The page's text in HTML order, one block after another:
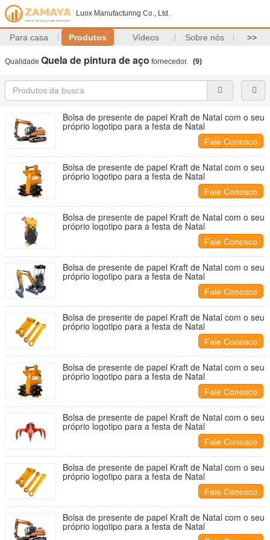
Luox Manufacturing Co., Ltd.
Para casa Produtos Vídeos Sobre nós >>
Qualidade Quela de pintura de aço fornecedor. (9)
Bolsa de presente de papel Kraft de Natal com o seu
próprio logotipo para a festa de Natal
Fale Conosco
Bolsa de presente de papel Kraft de Natal com o seu
próprio logotipo para a festa de Natal
Fale Conosco
Bolsa de presente de papel Kraft de Natal com o seu
próprio logotipo para a festa de Natal
Fale Conosco
Bolsa de presente de papel Kraft de Natal com o seu
próprio logotipo para a festa de Natal
Fale Conosco
Bolsa de presente de papel Kraft de Natal com o seu
próprio logotipo para a festa de Natal
Fale Conosco
Bolsa de presente de papel Kraft de Natal com o seu
próprio logotipo para a festa de Natal
Fale Conosco
Bolsa de presente de papel Kraft de Natal com o seu
próprio logotipo para a festa de Natal
Fale Conosco
Bolsa de presente de papel Kraft de Natal com o seu
próprio logotipo para a festa de Natal
Fale Conosco
Bolsa de presente de papel Kraft de Natal com o seu
próprio logotipo para a festa de Natal